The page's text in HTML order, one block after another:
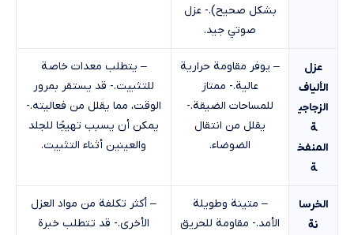
بشكل صحيح).- عزل
صوتي جيد.
عزل
الألياف
الزجاجي
ة
المنفخ
ة
– يوفر مقاومة حرارية
عالية.- ممتاز
للمساحات الضيقة.-
يقلل من انتقال
الضوضاء.
– يتطلب معدات خاصة
للتثبيت.- قد يستقر بمرور
الوقت، مما يقلل من فعاليته.-
يمكن أن يسبب تهيجًا للجلد
والعينين أثناء التثبيت.
الخرسا
نة
– متينة وطويلة
الأمد.- مقاومة للحريق
– أكثر تكلفة من مواد العزل
الأخرى.- قد تتطلب خبرة